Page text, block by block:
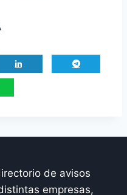
de avisos
empresas,